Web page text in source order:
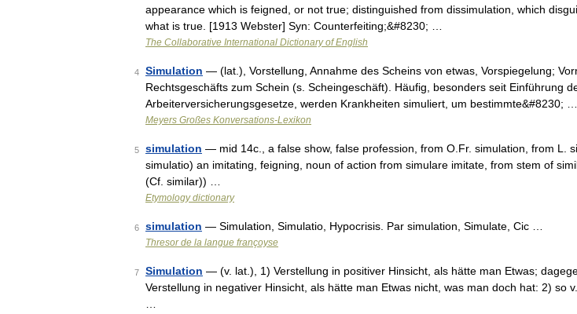
appearance which is feigned, or not true; distinguished from dissimulation, which
what is true. [1913 Webster] Syn: Counterfeiting;&#8230; …
The Collaborative International Dictionary of English
4 Simulation — (lat.), Vorstellung, Annahme des Scheins von etwas, Vorspiegelung;
Rechtsgeschäfts zum Schein (s. Scheingeschäft). Häufig, besonders seit Einführung
Arbeiterversicherungsgesetze, werden Krankheiten simuliert, um bestimmte&#8230; …
Meyers Großes Konversations-Lexikon
5 simulation — mid 14c., a false show, false profession, from O.Fr. simulation, from L.
simulatio) an imitating, feigning, noun of action from simulare imitate, from stem of
(Cf. similar)) …
Etymology dictionary
6 simulation — Simulation, Simulatio, Hypocrisis. Par simulation, Simulate, Cic …
Thresor de la langue françoyse
7 Simulation — (v. lat.), 1) Verstellung in positiver Hinsicht, als hätte man Etwas;
Verstellung in negativer Hinsicht, als hätte man Etwas nicht, was man doch hat: 2) so